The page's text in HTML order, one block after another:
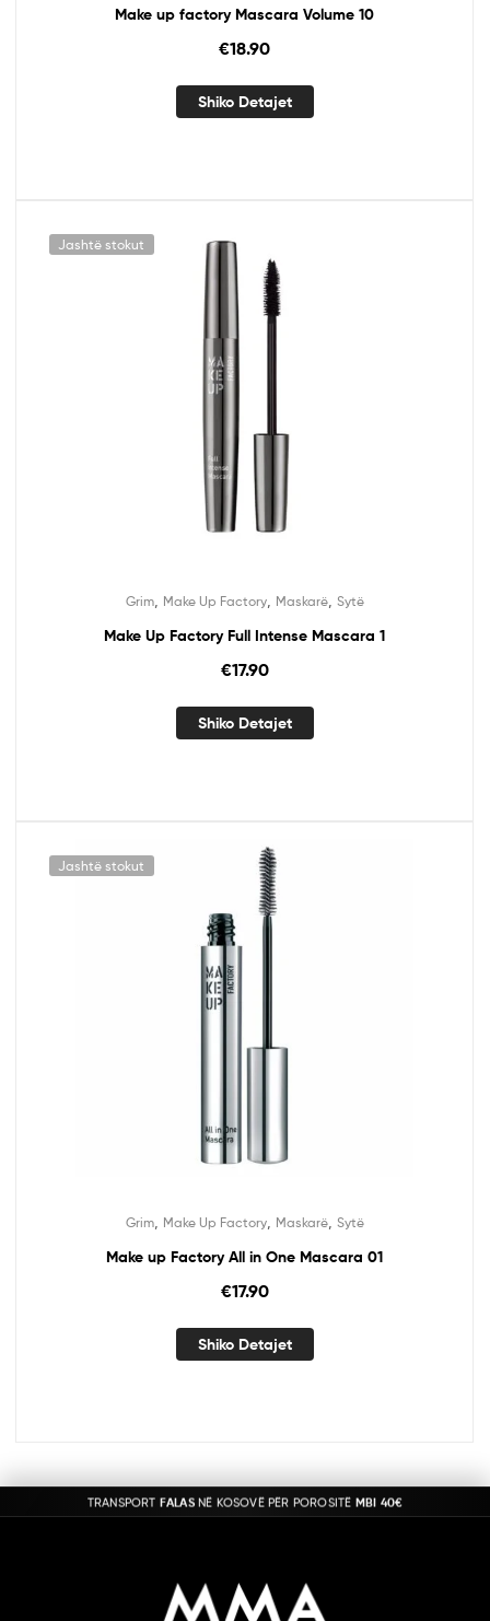
Make up factory Mascara Volume 10
€18.90
Shiko Detajet
Jashtë stokut
Grim, Make Up Factory, Maskarë, Sytë
Make Up Factory Full Intense Mascara 1
€17.90
Shiko Detajet
Jashtë stokut
Grim, Make Up Factory, Maskarë, Sytë
Make up Factory All in One Mascara 01
€17.90
Shiko Detajet
TRANSPORT FALASNË KOSOVË PËR POROSITË MBI 40€